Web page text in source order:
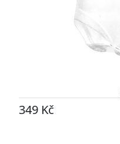
349 Kč